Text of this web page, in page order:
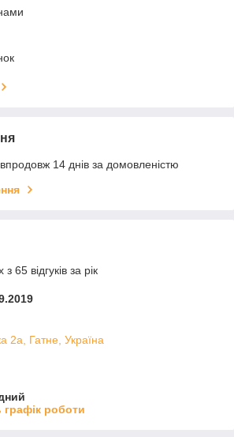
14 днів за домовленістю
65 відгуків за рік
2а, Гатне, Україна
графік роботи